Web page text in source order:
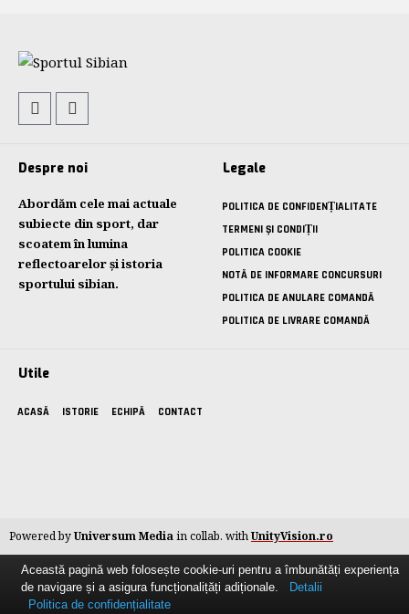
Despre noi
Abordăm cele mai actuale
subiecte din sport, dar
scoatem în lumina
reflectoarelor și istoria
sportului sibian.
Legale
POLITICA DE CONFIDENȚIALITATE
TERMENI ȘI CONDIȚII
POLITICA COOKIE
NOTĂ DE INFORMARE CONCURSURI
POLITICA DE ANULARE COMANDĂ
POLITICA DE LIVRARE COMANDĂ
Utile
ACASĂ ISTORIE ECHIPĂ CONTACT
Powered byUniversum Mediain collab. withUnityVision.ro
Această pagină web folosește cookie-uri pentru a îmbunătăți experiența
de navigare și a asigura funcționalițăți adiționale.
Detalii
Politica de confidențialitate